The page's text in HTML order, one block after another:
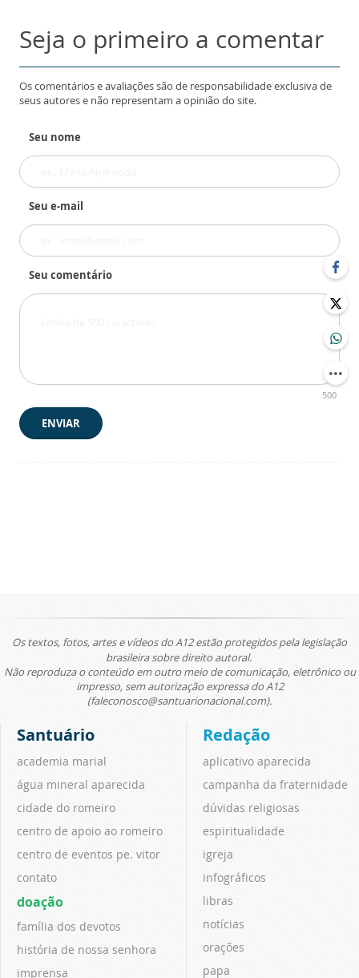
Seja o primeiro a comentar
Os comentários e avaliações são de responsabilidade exclusiva de
seus autores e não representam a opinião do site.
Seu nome
Seu e-mail
Seu comentário
500
ENVIAR
Os textos, fotos, artes e vídeos do A12 estão protegidos pela legislação
brasileira sobre direito autoral.
Não reproduza o conteúdo em outro meio de comunicação, eletrônico ou
impresso, sem autorização expressa do A12
(faleconosco@santuarionacional.com).
Santuário
academia marial
água mineral aparecida
cidade do romeiro
centro de apoio ao romeiro
centro de eventos pe. vitor
contato
doação
família dos devotos
história de nossa senhora
imprensa
Redação
aplicativo aparecida
campanha da fraternidade
dúvidas religiosas
espiritualidade
igreja
infográficos
libras
notícias
orações
papa